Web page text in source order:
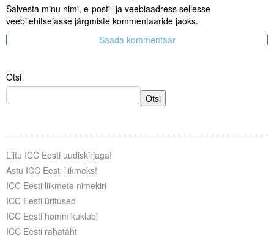
Salvesta minu nimi, e-posti- ja veebiaadress sellesse
veebilehitsejasse järgmiste kommentaaride jaoks.
Otsi
Otsi
Liitu ICC Eesti uudiskirjaga!
Astu ICC Eesti liikmeks!
ICC Eesti liikmete nimekiri
ICC Eesti üritused
ICC Eesti hommikuklubi
ICC Eesti rahatäht